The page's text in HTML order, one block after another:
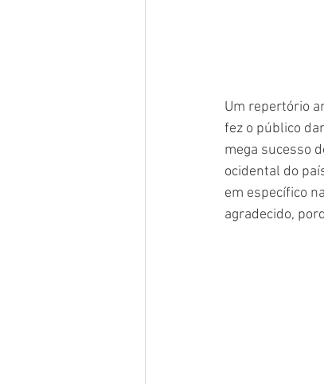
Um repertório
fez o público
mega sucesso
ocidental do
em específico
agradecido,